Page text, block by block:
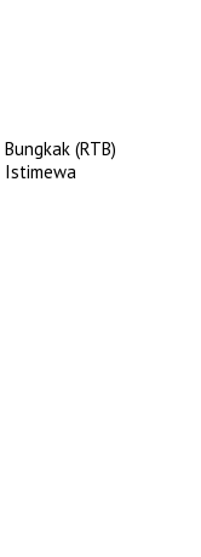
(RTB)
Istimewa